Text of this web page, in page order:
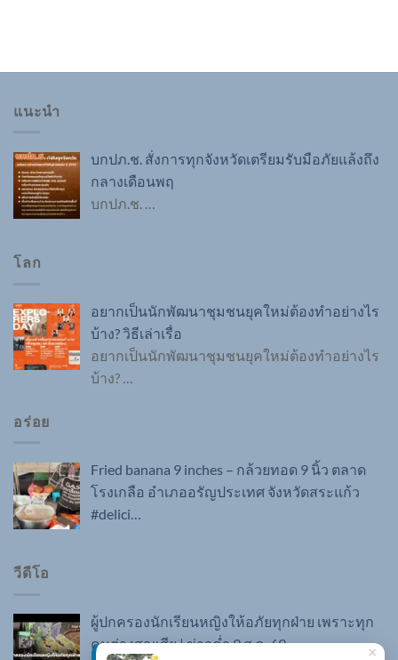
แนะนำ
บกปภ.ช. สั่งการทุกจังหวัดเตรียมรับมือภัยแล้งถึง
กลางเดือนพฤ
บกปภ.ช. …
โลก
อยากเป็นนักพัฒนาชุมชนยุคใหม่ต้องทำอย่างไร
บ้าง? วิธีเล่าเรื่อ
อยากเป็นนักพัฒนาชุมชนยุคใหม่ต้องทำอย่างไร
บ้าง?
อร่อย
Fried banana 9 inches – กล้วยทอด 9 นิ้ว ตลาด
โรงเกลือ อำเภออรัญประเทศ จังหวัดสระแก้ว
#delici…
วีดีโอ
ผู้ปกครองนักเรียนหญิงให้อภัยทุกฝ่าย เพราะทุก
คนต่างสูญเสีย | ข่าวค่ำ 9 ส.ค. 69
×